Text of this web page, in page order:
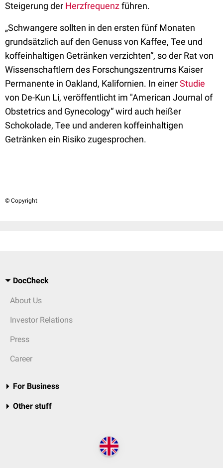
Steigerung der Herzfrequenzführen.
„Schwangere sollten in den ersten fünf Monaten
grundsätzlich auf den Genuss von Kaffee, Tee und
koffeinhaltigen Getränken verzichten“, so der Rat von
Wissenschaftlern des Forschungszentrums Kaiser
Permanente in Oakland, Kalifornien. In einerStudie
von De-Kun Li, veröffentlicht im "American Journal of
Obstetrics and Gynecology“ wird auch heißer
Schokolade, Tee und anderen koffeinhaltigen
Getränken ein Risiko zugesprochen.
© Copyright
DocCheck
About Us
Investor Relations
Press
Career
For Business
Other stuff